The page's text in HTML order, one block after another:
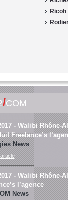
Ricoh
/COM
- Walibi Rhône-
Freelance’s
News
- Walibi Rhône-
l’agence
News